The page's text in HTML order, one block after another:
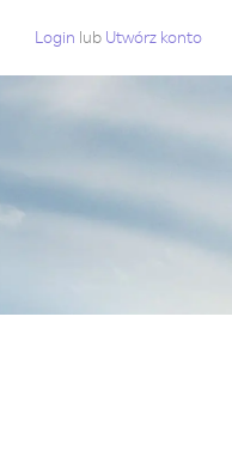
Login lub Utwórz konto